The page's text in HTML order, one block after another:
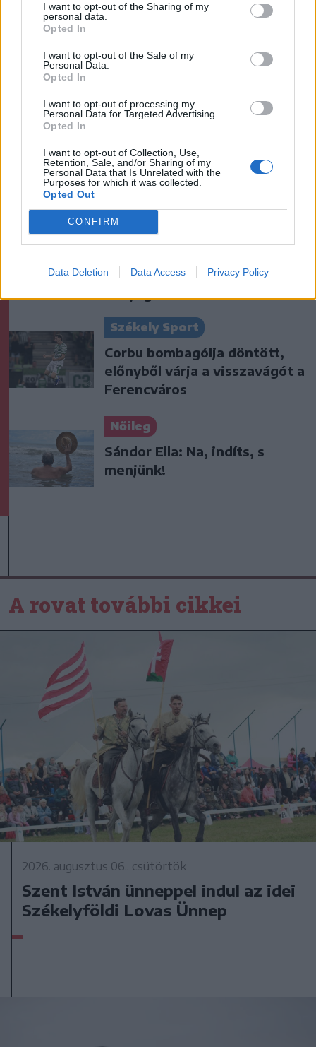
I want to opt-out of the Sharing of my
personal data.
Opted In
I want to opt-out of the Sale of my
Personal Data.
Opted In
I want to opt-out of processing my
Personal Data for Targeted Advertising.
Opted In
I want to opt-out of Collection, Use,
Retention, Sale, and/or Sharing of my
Personal Data that Is Unrelated with the
Purposes for which it was collected.
Opted Out
CONFIRM
Data Deletion Data Access Privacy Policy
Maros partján – frissítve
Székely Sport
Corbu góljától hangos a
válogatott meghívót
sürgetnek
Krónika
Büntetőfeljelentést tett
telefonszámról érkezett
Székely Sport
Corbu bombagólja döntött,
előnyből várja a visszavágót a
Ferencváros
Nőileg
Sándor Ella: Na, indíts, s
menjünk!
A rovat további cikkei
2026. augusztus 06., csütörtök
Szent István ünneppel indul az idei
Székelyföldi Lovas Ünnep